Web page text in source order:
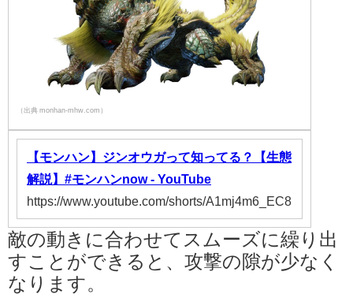
（出典 monhan-mhw.com）
【モンハン】ジンオウガって知ってる？【生態
解説】#モンハンnow - YouTube
https://www.youtube.com/shorts/A1mj4m6_EC8
敵の動きに合わせてスムーズに繰り出
すことができると、攻撃の隙が少なく
なります。